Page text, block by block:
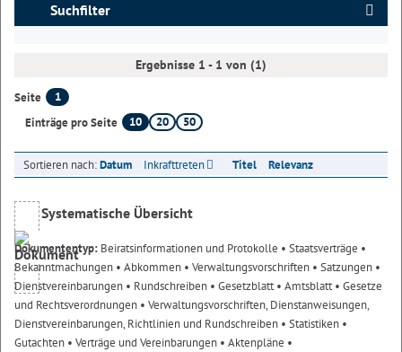
Suchfilter
Ergebnisse 1 - 1 von (1)
Seite
1
Einträge pro Seite
10 20 50
Sortieren nach:Datum Inkrafttreten Titel Relevanz
Systematische Übersicht
Dokumententyp: Beiratsinformationen und Protokolle • Staatsverträge •
Bekanntmachungen • Abkommen • Verwaltungsvorschriften • Satzungen •
Dienstvereinbarungen • Rundschreiben • Gesetzblatt• Amtsblatt• Gesetze
und Rechtsverordnungen • Verwaltungsvorschriften, Dienstanweisungen,
Dienstvereinbarungen, Richtlinien und Rundschreiben • Statistiken •
Gutachten • Verträge und Vereinbarungen • Aktenpläne •